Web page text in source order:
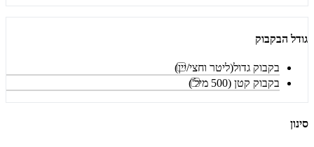
גודל הבקבוק
בקבוק גדול(ליטר וחצי/יין)
בקבוק קטן (500 מיל')
סינון